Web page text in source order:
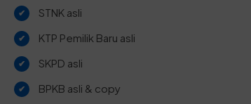
STNK asli
KTP Pemilik Baru asli
SKPD asli
BPKB asli & copy